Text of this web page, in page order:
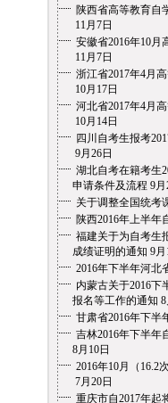
陕西省高等教育自
11月7日
安徽省2016年10月
11月7日
浙江省2017年4月
10月17日
河北省2017年4月
10月14日
四川自考生报考
9月26日
湖北自考在籍考生
申请条件及流程 9月
关于调整全国统考
陕西2016年上半年
福建关于为自考生
成绩证明的通知 9月
2016年下半年河北
内蒙古关于2016下
报名等工作的通知 8
甘肃省2016年下半
吉林2016年下半年
8月10日
2016年10月（16.2
7月20日
重庆市自2017年起